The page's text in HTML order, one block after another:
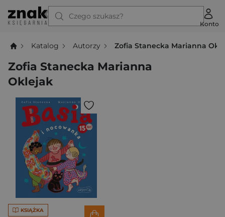
Czego szukasz?
Konto
Katalog Autorzy Zofia Stanecka Marianna
Zofia Stanecka Marianna
Oklejak
KSIĄŻKA